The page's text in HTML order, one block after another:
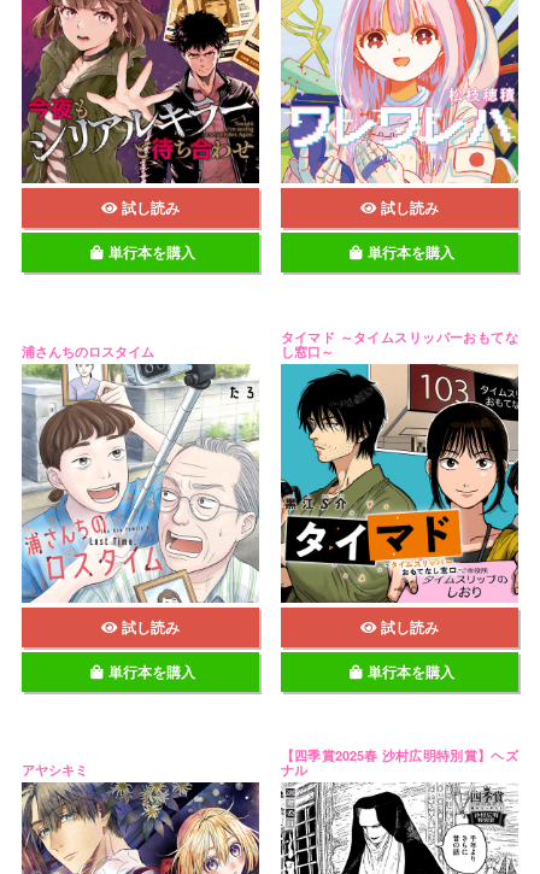
試し読み
単行本を購入
試し読み
単行本を購入
浦さんちのロスタイム
試し読み
単行本を購入
タイマド ～タイムスリッパーおもてな
し窓口～
試し読み
単行本を購入
アヤシキミ
【四季賞2025春 沙村広明特別賞】ヘズ
ナル